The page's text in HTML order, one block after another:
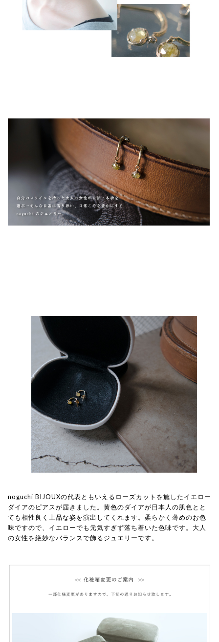
noguchi BIJOUXの代表ともいえるローズカットを施したイエロー
ダイアのピアスが届きました。黄色のダイアが日本人の肌色とと
ても相性良く上品な姿を演出してくれます。柔らかく薄めのお色
味ですので、イエローでも元気すぎず落ち着いた色味です。大人
の女性を絶妙なバランスで飾るジュエリーです。